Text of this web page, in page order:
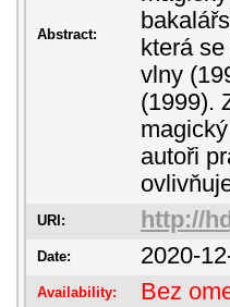
Abstract:
která
vlny
(1999).
autoři
URI: http://
Date: 2020-
Availability: Bez